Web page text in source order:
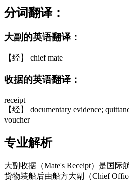
分词翻译：
大副的英语翻译：
【经】 chief mate
收据的英语翻译：
receipt
【经】 documentary evidence;
voucher
专业解析
大副收据（Mate's Receipt）是国
货物装船后由船方大副（Chief